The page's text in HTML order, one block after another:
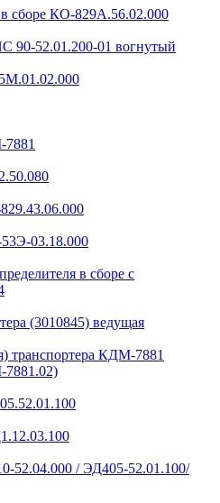
сборе КО-829А.56.02.000
90-52.01.200-01 вогнутый
03.18.000
в сборе с
(3010845) ведущая
транспортера КДМ-7881
52.04.000 / ЭД405-52.01.100/